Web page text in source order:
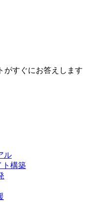
がすぐにお答えします
ル
ト構築